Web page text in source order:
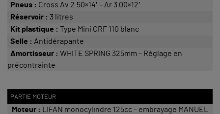
Pneus : Cross Av 2.50×14′ – Ar 3.00×12′
Réservoir : 3 litres
Kit plastique : Type Mini CRF 110 blanc
Selle : Antidérapante
Amortisseur : WHITE SPRING 325mm – Réglage en
précontrainte
PARTIE MOTEUR
Moteur : LIFAN monocylindre 125cc – embrayage MANUEL